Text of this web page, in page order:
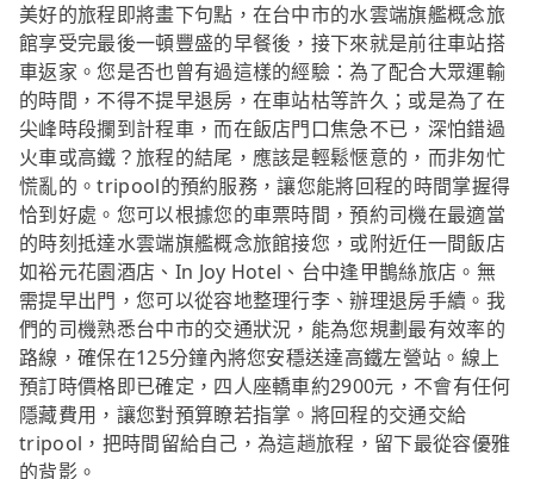
美好的旅程即將畫下句點，在台中市的水雲端旗艦概念旅
館享受完最後一頓豐盛的早餐後，接下來就是前往車站搭
車返家。您是否也曾有過這樣的經驗：為了配合大眾運輸
的時間，不得不提早退房，在車站枯等許久；或是為了在
尖峰時段攔到計程車，而在飯店門口焦急不已，深怕錯過
火車或高鐵？旅程的結尾，應該是輕鬆愜意的，而非匆忙
慌亂的。tripool的預約服務，讓您能將回程的時間掌握得
恰到好處。您可以根據您的車票時間，預約司機在最適當
的時刻抵達水雲端旗艦概念旅館接您，或附近任一間飯店
如裕元花園酒店、In Joy Hotel、台中逢甲鵲絲旅店。無
需提早出門，您可以從容地整理行李、辦理退房手續。我
們的司機熟悉台中市的交通狀況，能為您規劃最有效率的
路線，確保在125分鐘內將您安穩送達高鐵左營站。線上
預訂時價格即已確定，四人座轎車約2900元，不會有任何
隱藏費用，讓您對預算瞭若指掌。將回程的交通交給
tripool，把時間留給自己，為這趟旅程，留下最從容優雅
的背影。